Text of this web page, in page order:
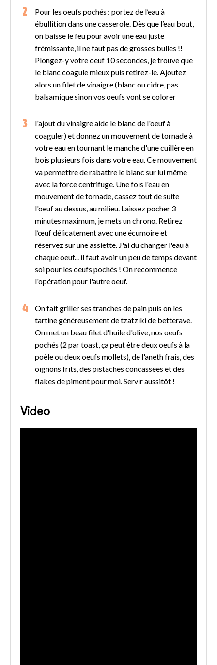
Pour les oeufs pochés : portez de l’eau à
ébullition dans une casserole. Dès que l’eau bout,
on baisse le feu pour avoir une eau juste
frémissante, il ne faut pas de grosses bulles !!
Plongez-y votre oeuf 10 secondes, je trouve que
le blanc coagule mieux puis retirez-le. Ajoutez
alors un filet de vinaigre (blanc ou cidre, pas
balsamique sinon vos oeufs vont se colorer
l'ajout du vinaigre aide le blanc de l'oeuf à
coaguler) et donnez un mouvement de tornade à
votre eau en tournant le manche d'une cuillère en
bois plusieurs fois dans votre eau. Ce mouvement
va permettre de rabattre le blanc sur lui même
avec la force centrifuge. Une fois l'eau en
mouvement de tornade, cassez tout de suite
l'oeuf au dessus, au milieu. Laissez pocher 3
minutes maximum, je mets un chrono. Retirez
l’œuf délicatement avec une écumoire et
réservez sur une assiette. J'ai du changer l'eau à
chaque oeuf... il faut avoir un peu de temps devant
soi pour les oeufs pochés ! On recommence
l'opération pour l'autre oeuf.
On fait griller ses tranches de pain puis on les
tartine généreusement de tzatziki de betterave.
On met un beau filet d'huile d'olive, nos oeufs
pochés (2 par toast, ça peut être deux oeufs à la
poêle ou deux oeufs mollets), de l'aneth frais, des
oignons frits, des pistaches concassées et des
flakes de piment pour moi. Servir aussitôt !
Video